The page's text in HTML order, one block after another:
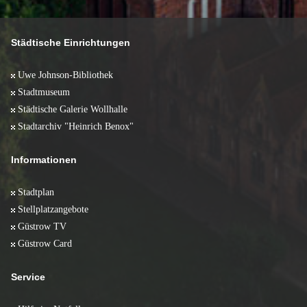
Januar 2012 (2)
Februar 2011 (2)
Januar 2011 (2)
Januar 2010 (1)
April 2009 (17)
Januar 2009 (6)
März 2008 (10)
Städtische Einrichtungen
Uwe Johnson-Bibliothek
Stadtmuseum
Städtische Galerie Wollhalle
Stadtarchiv "Heinrich Benox"
Informationen
Stadtplan
Stellplatzangebote
Güstrow TV
Güstrow Card
Service